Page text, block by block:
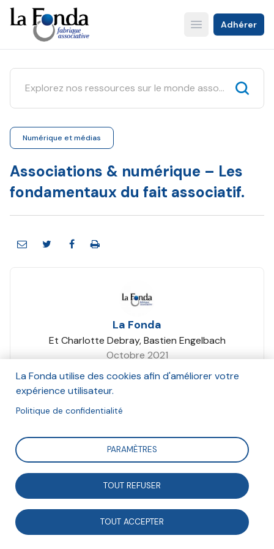
Aller
au
contenu
principal
Open main menu
Adhérer
Numérique et médias
Associations & numérique – Les
fondamentaux du fait associatif.
La Fonda
Et Charlotte Debray, Bastien Engelbach
Octobre 2021
Le 7 octobre 2021, Charlotte Debray et Bastien
Engelbach, respectivement déléguée générale et
coordonnateur des programmes de la Fonda, ont
animé cette formation sur le numérique. Quelles sont
les principales ruptures dues au numériques ? Quelles
opportunités offre-t-il aux associations ? Par où
La Fonda utilise des cookies afin d'améliorer votre
expérience utilisateur.
Politique de confidentialité
PARAMÈTRES
TOUT REFUSER
TOUT ACCEPTER